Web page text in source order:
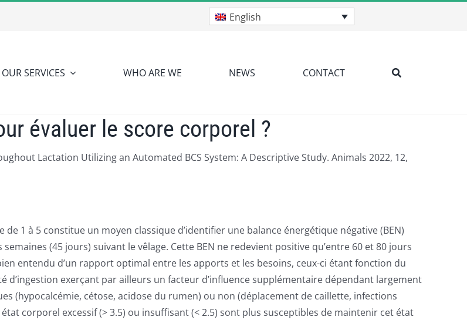
English
OUR SERVICES WHO ARE WE NEWS CONTACT
évaluer le score corporel ?
Lactation Utilizing an Automated BCS System: A Descriptive Study. Animals 2022, 12,
1 à 5 constitue un moyen classique d’identifier une balance énergétique négative (BEN)
(45 jours) suivant le vêlage. Cette BEN ne redevient positive qu’entre 60 et 80 jours
entendu d’un rapport optimal entre les apports et les besoins, ceux-ci étant fonction du
exerçant par ailleurs un facteur d’influence supplémentaire dépendant largement
(hypocalcémie, cétose, acidose du rumen) ou non (déplacement de caillette, infections
corporel excessif (> 3.5) ou insuffisant (< 2.5) sont plus susceptibles de maintenir cet état